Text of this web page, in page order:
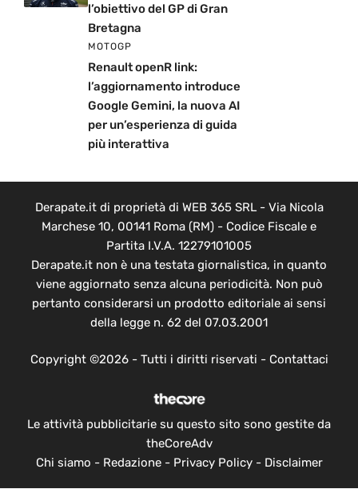
l’obiettivo del GP di Gran
Bretagna
MOTOGP
Renault openR link:
l’aggiornamento introduce
Google Gemini, la nuova AI
per un’esperienza di guida
più interattiva
Derapate.it di proprietà di WEB 365 SRL - Via Nicola
Marchese 10, 00141 Roma (RM) - Codice Fiscale e
Partita I.V.A. 12279101005
Derapate.it non è una testata giornalistica, in quanto
viene aggiornato senza alcuna periodicità. Non può
pertanto considerarsi un prodotto editoriale ai sensi
della legge n. 62 del 07.03.2001
Copyright ©2026 - Tutti i diritti riservati - Contattaci
Le attività pubblicitarie su questo sito sono gestite da
theCoreAdv
Chi siamo - Redazione- Privacy Policy- Disclaimer